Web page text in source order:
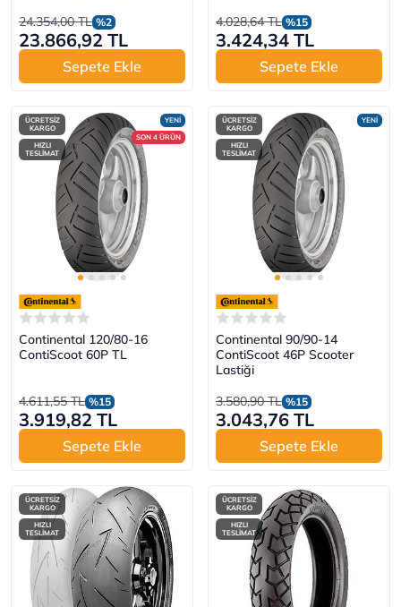
24.354,00 TL %2
23.866,92 TL
Sepete Ekle
4.028,64 TL %15
3.424,34 TL
Sepete Ekle
YENİ
SON 4 ÜRÜN
ÜCRETSİZ
KARGO
HIZLI
TESLİMAT
Continental 120/80-16
ContiScoot 60P TL
4.611,55 TL %15
3.919,82 TL
Sepete Ekle
YENİ
ÜCRETSİZ
KARGO
HIZLI
TESLİMAT
Continental 90/90-14
ContiScoot 46P Scooter
Lastiği
3.580,90 TL %15
3.043,76 TL
Sepete Ekle
ÜCRETSİZ
KARGO
HIZLI
TESLİMAT
ÜCRETSİZ
KARGO
HIZLI
TESLİMAT